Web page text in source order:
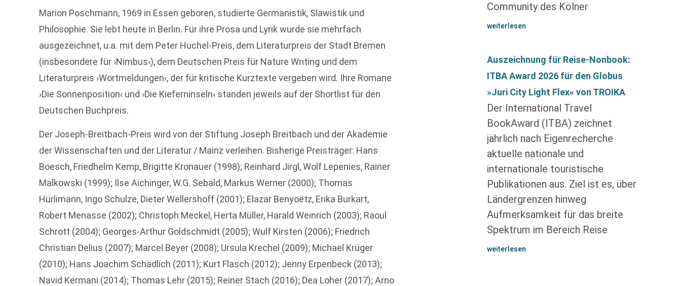
Marion Poschmann, 1969 in Essen geboren, studierte Germanistik, Slawistik und
Philosophie. Sie lebt heute in Berlin. Für ihre Prosa und Lyrik wurde sie mehrfach
ausgezeichnet, u.a. mit dem Peter Huchel-Preis, dem Literaturpreis der Stadt Bremen
(insbesondere für ›Nimbus‹), dem Deutschen Preis für Nature Writing und dem
Literaturpreis ›Wortmeldungen‹, der für kritische Kurztexte vergeben wird. Ihre Romane
›Die Sonnenposition‹ und ›Die Kieferninseln‹ standen jeweils auf der Shortlist für den
Deutschen Buchpreis.
Der Joseph-Breitbach-Preis wird von der Stiftung Joseph Breitbach und der Akademie
der Wissenschaften und der Literatur / Mainz verleihen. Bisherige Preisträger: Hans
Boesch, Friedhelm Kemp, Brigitte Kronauer (1998); Reinhard Jirgl, Wolf Lepenies, Rainer
Malkowski (1999); Ilse Aichinger, W.G. Sebald, Markus Werner (2000); Thomas
Hürlimann, Ingo Schulze, Dieter Wellershoff (2001); Elazar Benyoëtz, Erika Burkart,
Robert Menasse (2002); Christoph Meckel, Herta Müller, Harald Weinrich (2003); Raoul
Schrott (2004); Georges-Arthur Goldschmidt (2005); Wulf Kirsten (2006); Friedrich
Christian Delius (2007); Marcel Beyer (2008); Ursula Krechel (2009); Michael Krüger
(2010); Hans Joachim Schädlich (2011); Kurt Flasch (2012); Jenny Erpenbeck (2013);
Navid Kermani (2014); Thomas Lehr (2015); Reiner Stach (2016); Dea Loher (2017); Arno
Community des Kölner
weiterlesen
Auszeichnung für Reise-Nonbook:
ITBA Award 2026 für den Globus
»Juri City Light Flex« von TROIKA
Der International Travel
BookAward (ITBA) zeichnet
jährlich nach Eigenrecherche
aktuelle nationale und
internationale touristische
Publikationen aus. Ziel ist es, über
Ländergrenzen hinweg
Aufmerksamkeit für das breite
Spektrum im Bereich Reise
weiterlesen